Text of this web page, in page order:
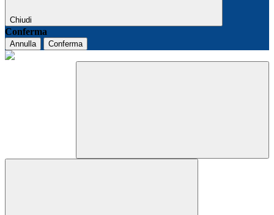
Chiudi
Conferma
Annulla Conferma